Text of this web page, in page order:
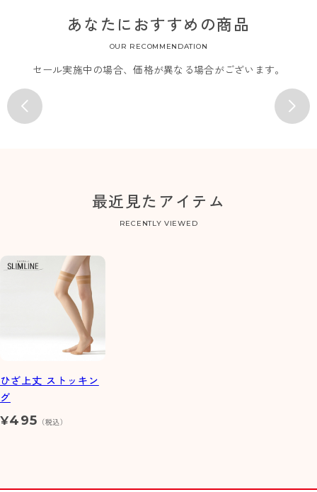
あなたにおすすめの商品
OUR RECOMMENDATION
セール実施中の場合、価格が異なる場合がございます。
最近見たアイテム
RECENTLY VIEWED
ひざ上丈 ストッキン
グ
¥495 （税込）